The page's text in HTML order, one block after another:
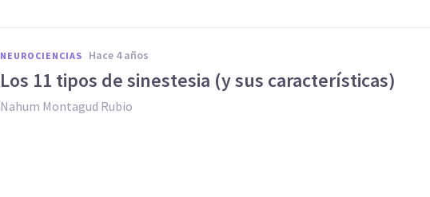
NEUROCIENCIAS hace 4 años
Los 11 tipos de sinestesia (y sus características)
Nahum Montagud Rubio